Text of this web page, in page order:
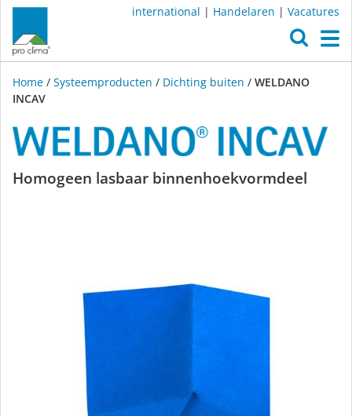
international | Handelaren | Vacatures
Home / Systeemproducten / Dichting buiten / WELDANO
INCAV
WELDANO
Homogeen lasbaar binnenhoekvormdeel